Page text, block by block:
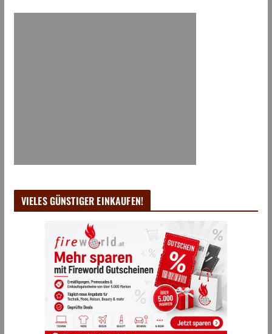
VIELES GÜNSTIGER EINKAUFEN!